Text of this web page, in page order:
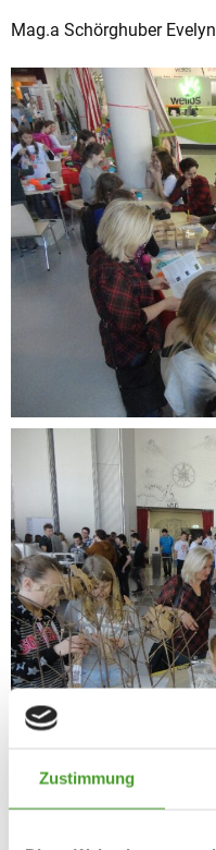
Zustimmung
Mag.a Schörghuber Evelyn